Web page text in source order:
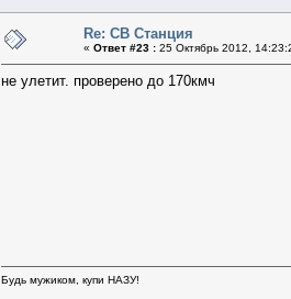
Re: СВ Станция
« Ответ #23 : 25 Октябрь 2012,
не улетит. проверено до 170кмч
Будь мужиком, купи НАЗУ!